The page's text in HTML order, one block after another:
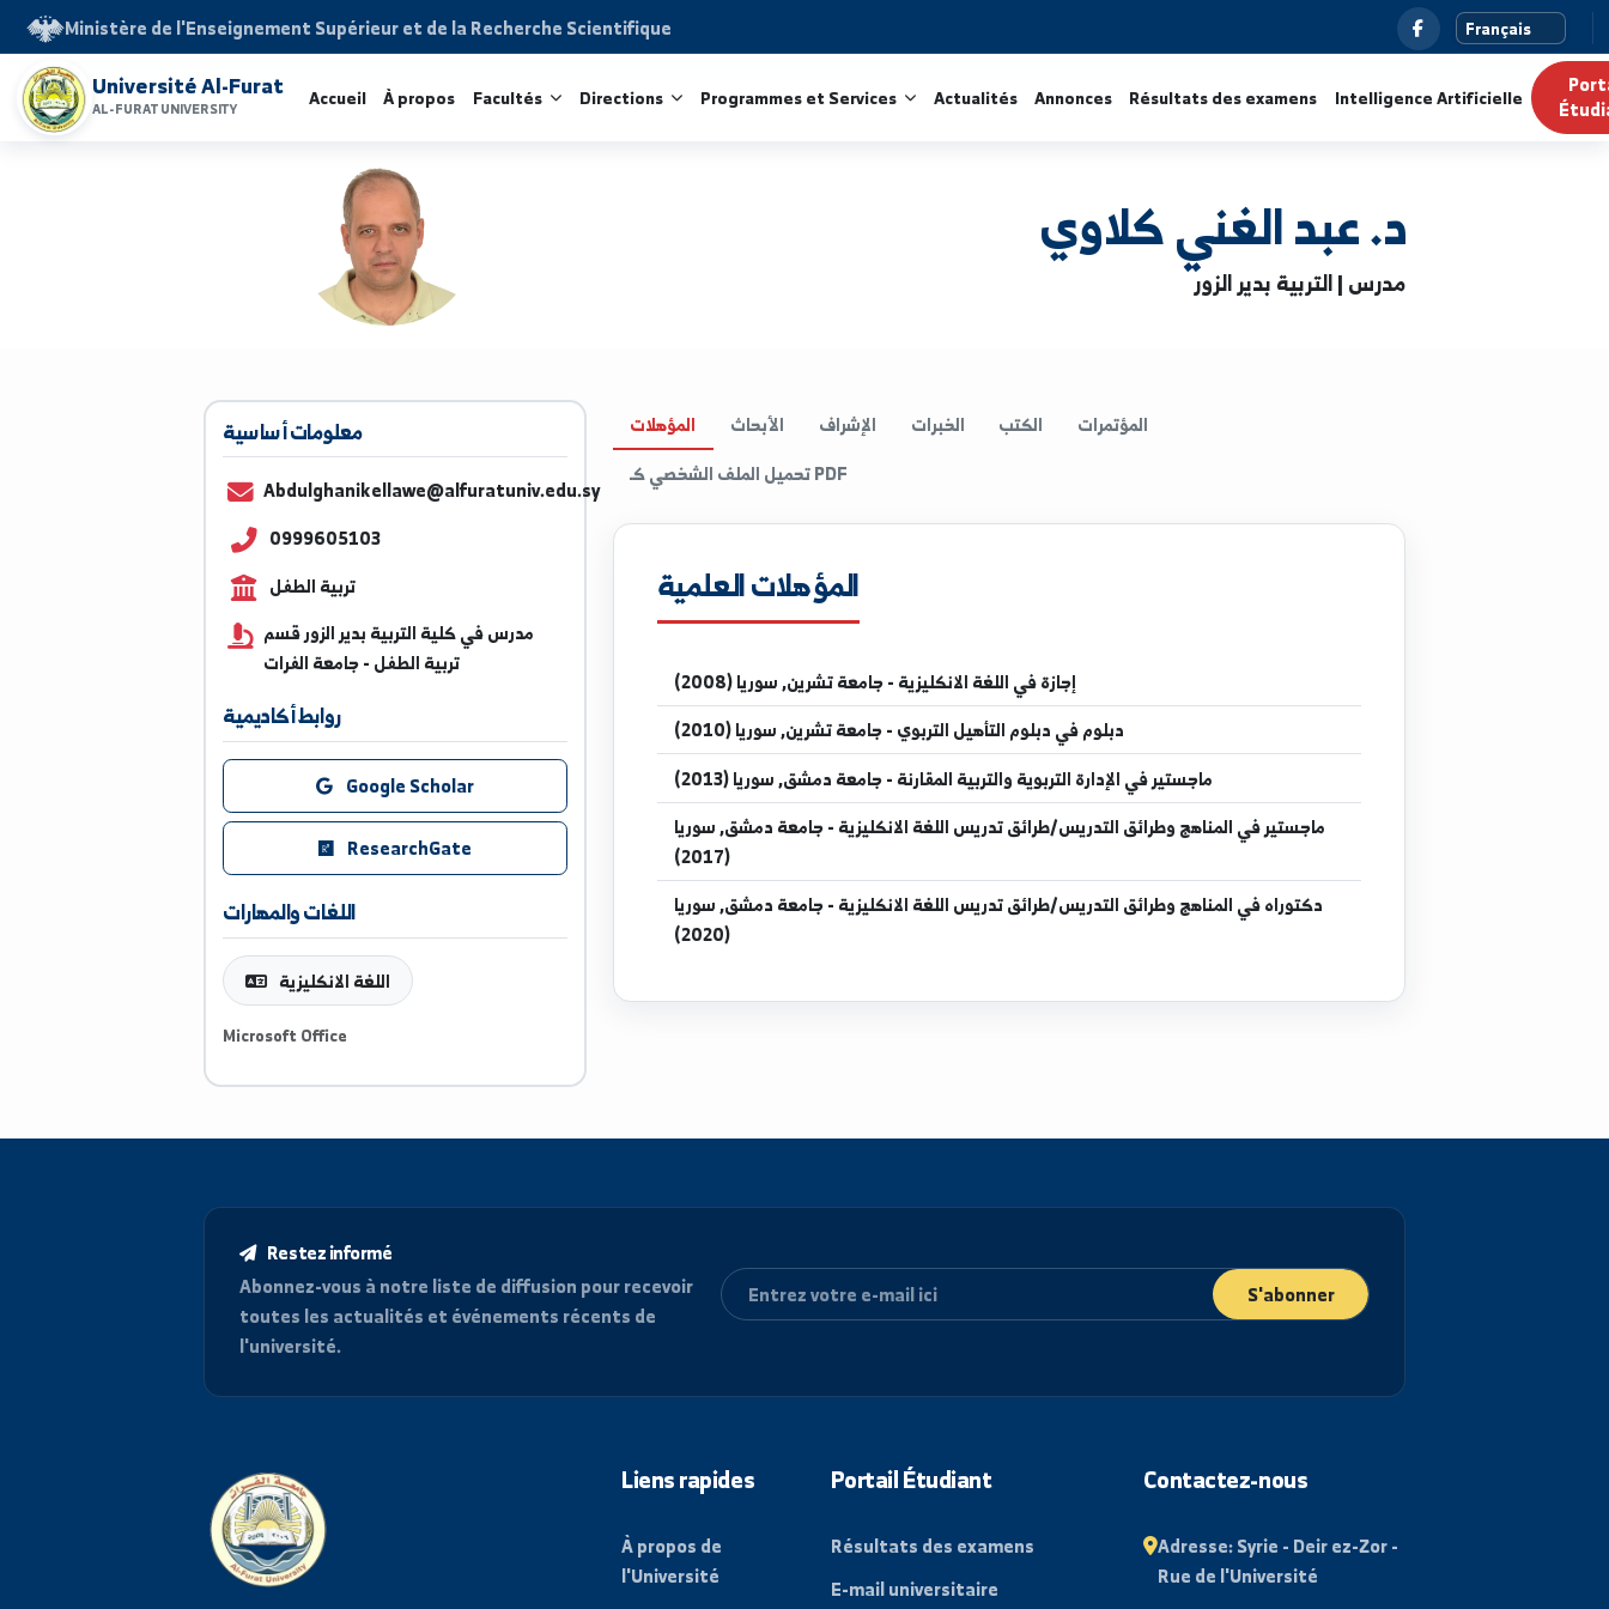
Ministère de l'Enseignement Supérieur et de la Recherche Scientifique
Université Al-Furat
AL-FURAT UNIVERSITY Accueil À propos Facultés Directions Programmes et Services Actualités Annonces Résultats des examens Intelligence
د. عبد الغني كلاوي
معلومات أساسية
Abdulghanikellawe@alfuratuniv.edu.sy
0999605103
تربية الطفل
مدرس في كلية التربية بدير الزور قسم
تربية الطفل - جامعة الفرات
روابط أكاديمية
Google Scholar
ResearchGate
اللغات والمهارات
اللغة الانكليزية
المؤهلات الأبحاث
تحميل الملف الشخصي كـ PDF
إجازةفي اللغة الانكليزية - جامعة تشرين, سوريا (2008)
دبلومفي دبلوم التأهيل التربوي - جامعة تشرين, سوريا (2010)
في المناهج وطرائق التدريس/طرائق تدريس اللغة الانكليزية - جامعة دمشق, سوريا
في المناهج وطرائق التدريس/طرائق تدريس اللغة الانكليزية - جامعة دمشق, سوريا
Restez informé
toutes les actualités et événements récents de
l'université.